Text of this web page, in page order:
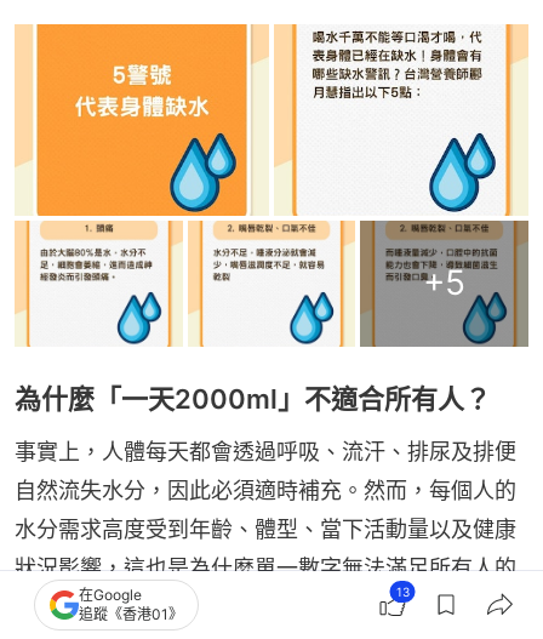
+5
為什麼「一天2000ml」不適合所有人？
事實上，人體每天都會透過呼吸、流汗、排尿及排便
自然流失水分，因此必須適時補充。然而，每個人的
水分需求高度受到年齡、體型、當下活動量以及健康
狀況影響，這也是為什麼單一數字無法滿足所有人的
原因。在Google
追蹤《香港01》
13